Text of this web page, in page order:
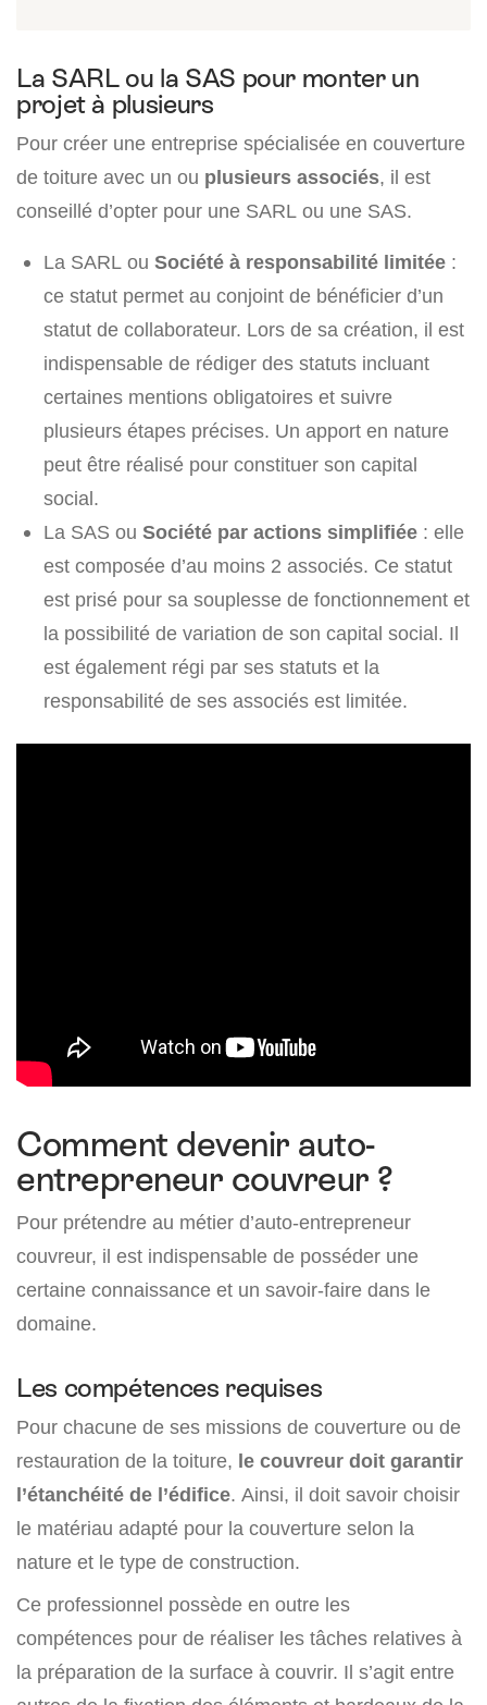
La SARL ou la SAS pour monter un
projet à plusieurs
Pour créer une entreprise spécialisée en couverture
de toiture avec un ou plusieurs associés, il est
conseillé d’opter pour une SARL ou une SAS.
La SARL ou Société à responsabilité limitée :
ce statut permet au conjoint de bénéficier d’un
statut de collaborateur. Lors de sa création, il est
indispensable de rédiger des statuts incluant
certaines mentions obligatoires et suivre
plusieurs étapes précises. Un apport en nature
peut être réalisé pour constituer son capital
social.
La SAS ou Société par actions simplifiée : elle
est composée d’au moins 2 associés. Ce statut
est prisé pour sa souplesse de fonctionnement et
la possibilité de variation de son capital social. Il
est également régi par ses statuts et la
responsabilité de ses associés est limitée.
Comment devenir auto-
entrepreneur couvreur ?
Pour prétendre au métier d’auto-entrepreneur
couvreur, il est indispensable de posséder une
certaine connaissance et un savoir-faire dans le
domaine.
Les compétences requises
Pour chacune de ses missions de couverture ou de
restauration de la toiture, le couvreur doit garantir
l’étanchéité de l’édifice. Ainsi, il doit savoir choisir
le matériau adapté pour la couverture selon la
nature et le type de construction.
Ce professionnel possède en outre les
compétences pour de réaliser les tâches relatives à
la préparation de la surface à couvrir. Il s’agit entre